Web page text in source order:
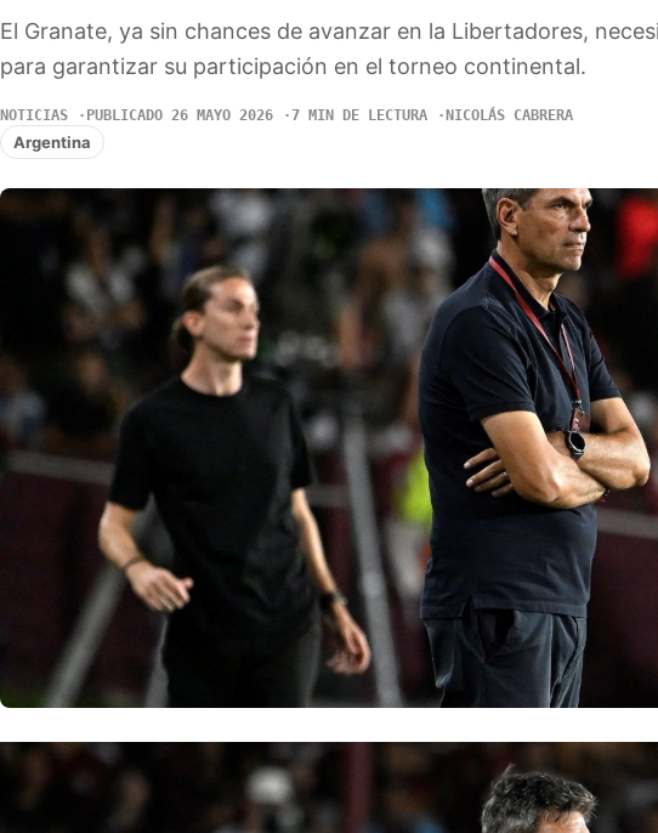
El Granate, ya sin chances de avanzar en la Libertadores,
para garantizar su participación en el torneo continental.
NOTICIAS PUBLICADO 26 MAYO 2026 7 MIN DE LECTURA NICOLÁS CABRERA
Argentina